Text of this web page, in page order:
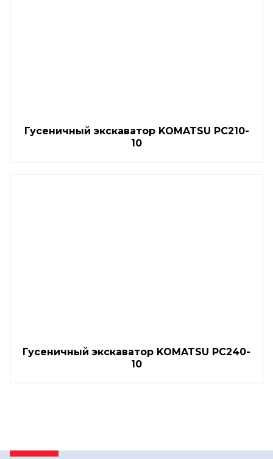
Гусеничный экскаватор KOMATSU PC210-
10
Гусеничный экскаватор KOMATSU PC240-
10